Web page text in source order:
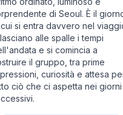
di Seoul. È il
si entra davvero nel
alle spalle i tempi
e si comincia a
il gruppo, tra prime
curiosità e attesa
ciò che ci aspetta nei giorni